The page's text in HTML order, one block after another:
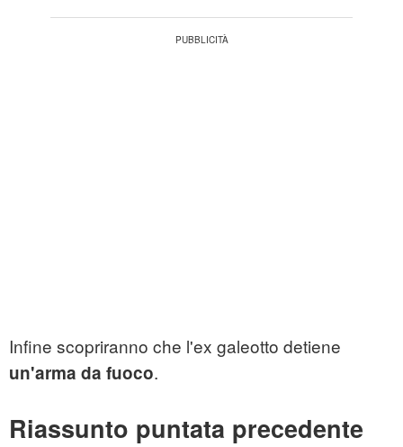
Infine scopriranno che l'ex galeotto detiene
un'arma da fuoco.
Riassunto puntata precedente